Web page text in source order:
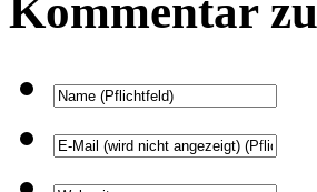
Kommentar